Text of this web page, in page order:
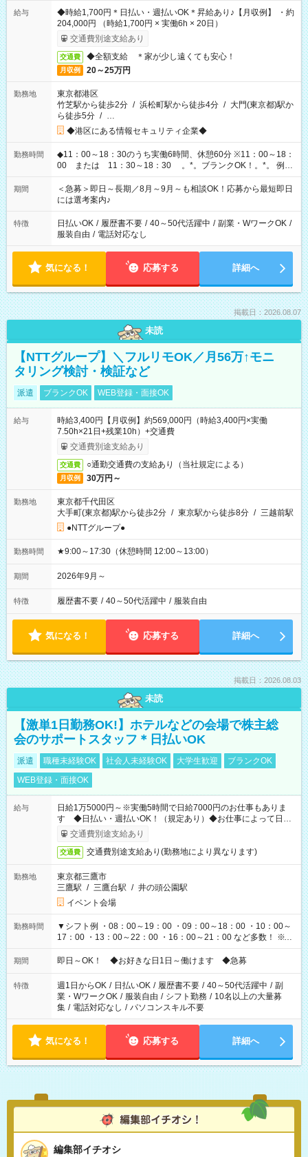
給与
◆時給1,700円＊日払い・週払いOK＊昇給あり♪【月収例】 ・約
204,000円 （時給1,700円 × 実働6h × 20日）
交通費別途支給あり
交通費 ◆全額支給 ＊家が少し遠くても安心！
月収例 20～25万円
勤務地
東京都港区
竹芝駅から徒歩2分 / 浜松町駅から徒歩4分 / 大門(東京都)駅か
ら徒歩5分 / …
◆港区にある情報セキュリティ企業◆
勤務時間
◆11：00～18：30のうち実働6時間、休憩60分 ※11：00～18：
00 または 11：30～18：30 。*。ブランクOK！。*。 例え
ば前職が、 在宅/財団法人/事務/コールセンター/受付/販売/カフェ
スタッフ スイーツ販売/ホテルフロント/化粧品販売/など 様々な
業界から入社して活躍されています♪
期間
＜急募＞即日～長期／8月～9月～も相談OK！応募から最短即日
には選考案内♪
特徴 日払いOK / 履歴書不要 / 40～50代活躍中 / 副業・WワークOK /
服装自由 / 電話対応なし
気になる！ 応募する 詳細へ
掲載日：2026.08.07
未読
【NTTグループ】＼フルリモOK／月56万↑モニ
タリング検討・検証など
派遣 ブランクOK WEB登録・面接OK
給与
時給3,400円【月収例】約569,000円（時給3,400円×実働
7.50h×21日+残業10h）+交通費
交通費別途支給あり
交通費 ○通勤交通費の支給あり（当社規定による）
月収例 30万円～
勤務地
東京都千代田区
大手町(東京都)駅から徒歩2分 / 東京駅から徒歩8分 / 三越前駅
●NTTグループ●
勤務時間 ★9:00～17:30（休憩時間 12:00～13:00）
期間 2026年9月～
特徴 履歴書不要 / 40～50代活躍中 / 服装自由
気になる！ 応募する 詳細へ
掲載日：2026.08.03
未読
【激単1日勤務OK!】ホテルなどの会場で株主総
会のサポートスタッフ＊日払いOK
派遣 職種未経験OK 社会人未経験OK 大学生歓迎
ブランクOK
WEB登録・面接OK
給与
日給1万5000円～※実働5時間で日給7000円のお仕事もありま
す ◆日払い・週払いOK！（規定あり）◆お仕事によって日給
も異なります
交通費別途支給あり
交通費 交通費別途支給あり(勤務地により異なります)
勤務地
東京都三鷹市
三鷹駅 / 三鷹台駅 / 井の頭公園駅
イベント会場
勤務時間
▼シフト例 ・08：00～19：00 ・09：00～18：00 ・10：00～
17：00 ・13：00～22：00 ・16：00～21：00 など多数！ ※お
仕事により勤務時間が異なります
期間 即日～OK！ ◆お好きな日1日～働けます ◆急募
特徴 週1日からOK / 日払いOK / 履歴書不要 / 40～50代活躍中 / 副
業・WワークOK / 服装自由 / シフト勤務 / 10名以上の大量募
集 / 電話対応なし / パソコンスキル不要
気になる！ 応募する 詳細へ
編集部イチオシ